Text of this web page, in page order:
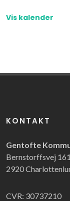
Vis kalender
KONTAKT
Gentofte
Bernstorffsvej
2920
CVR: 30737210